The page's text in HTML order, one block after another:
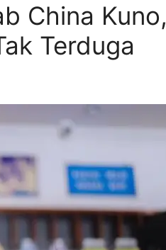
China Kuno,
Terduga